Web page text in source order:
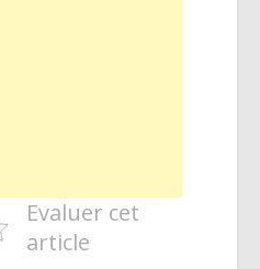
Evaluer cet
article